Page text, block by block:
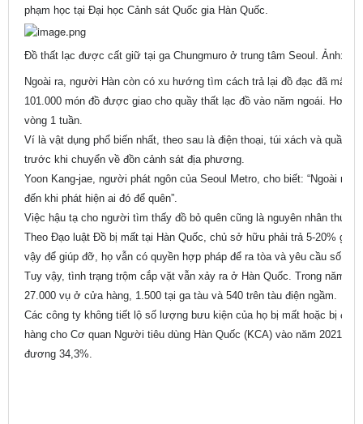
phạm học tại Đại học Cảnh sát Quốc gia Hàn Quốc.
Đồ thất lạc được cất giữ tại ga Chungmuro ở trung tâm Seoul. Ảnh:
Ngoài ra, người Hàn còn có xu hướng tìm cách trả lại đồ đạc đã mất
101.000 món đồ được giao cho quầy thất lạc đồ vào năm ngoái.
vòng 1 tuần.
Ví là vật dụng phổ biến nhất, theo sau là điện thoại, túi xách và quần
trước khi chuyển về đồn cảnh sát địa phương.
Yoon Kang-jae, người phát ngôn của Seoul Metro, cho biết: “Ngoài
đến khi phát hiện ai đó để quên”.
Việc hậu tạ cho người tìm thấy đồ bỏ quên cũng là nguyên nhân thúc
Theo Đạo luật Đồ bị mất tại Hàn Quốc, chủ sở hữu phải trả 5-20%
vậy để giúp đỡ, họ vẫn có quyền hợp pháp để ra tòa và yêu cầu số
Tuy vậy, tình trạng trộm cắp vặt vẫn xảy ra ở Hàn Quốc. Trong năm
27.000 vụ ở cửa hàng, 1.500 tại ga tàu và 540 trên tàu điện ngầm.
Các công ty không tiết lộ số lượng bưu kiện của họ bị mất hoặc bị
hàng cho Cơ quan Người tiêu dùng Hàn Quốc (KCA) vào năm 2021.
đương 34,3%.